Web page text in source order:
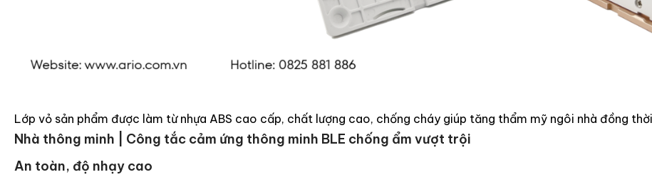
Lớp vỏ sản phẩm được làm từ nhựa ABS cao cấp, chất lượng cao, chống cháy giúp tăng thẩm mỹ ngôi nhà đồng
Nhà thông minh | Công tắc cảm ứng thông minh BLE chống ẩm vượt trội
An toàn, độ nhạy cao